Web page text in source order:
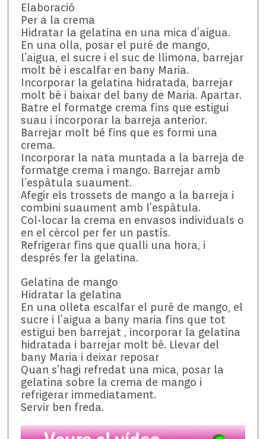
Elaboració
Per a la crema
Hidratar la gelatina en una mica d’aigua.
En una olla, posar el puré de mango,
l’aigua, el sucre i el suc de llimona, barrejar
molt bé i escalfar en bany Maria.
Incorporar la gelatina hidratada, barrejar
molt bé i baixar del bany de Maria. Apartar.
Batre el formatge crema fins que estigui
suau i incorporar la barreja anterior.
Barrejar molt bé fins que es formi una
crema.
Incorporar la nata muntada a la barreja de
formatge crema i mango. Barrejar amb
l’espàtula suaument.
Afegir els trossets de mango a la barreja i
combini suaument amb l’espàtula.
Col•locar la crema en envasos individuals o
en el cèrcol per fer un pastís.
Refrigerar fins que qualli una hora, i
després fer la gelatina.
Gelatina de mango
Hidratar la gelatina
En una olleta escalfar el puré de mango, el
sucre i l’aigua a bany maria fins que tot
estigui ben barrejat , incorporar la gelatina
hidratada i barrejar molt bé. Llevar del
bany Maria i deixar reposar
Quan s’hagi refredat una mica, posar la
gelatina sobre la crema de mango i
refrigerar immediatament.
Servir ben freda.